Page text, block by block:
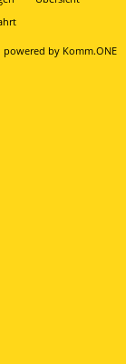
powered by Komm.ONE